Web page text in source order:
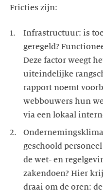
Fricties zijn:
Infrastructuur: is
geregeld?
Deze factor weegt
uiteindelijke
rapport noemt
webbouwers hun
via een lokaal
geschoold
de wet- en
zakendoen? Hier
draai om de oren: